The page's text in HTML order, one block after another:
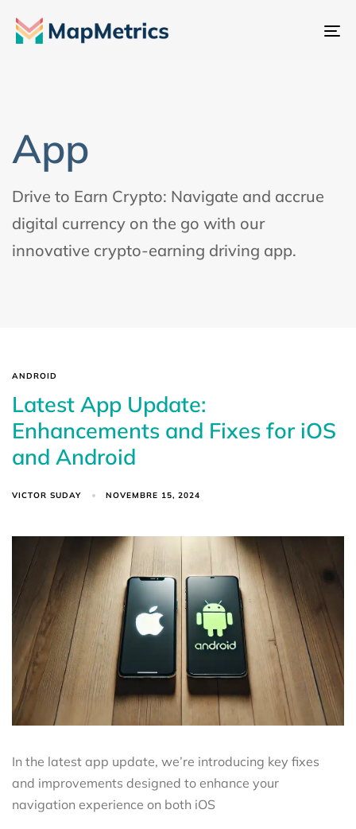
App
Drive to Earn Crypto: Navigate and accrue
digital currency on the go with our
innovative crypto-earning driving app.
ANDROID
Latest App Update:
Enhancements and Fixes for iOS
and Android
VICTOR SUDAY NOVEMBRE 15, 2024
In the latest app update, we’re introducing key fixes
and improvements designed to enhance your
navigation experience on both iOS